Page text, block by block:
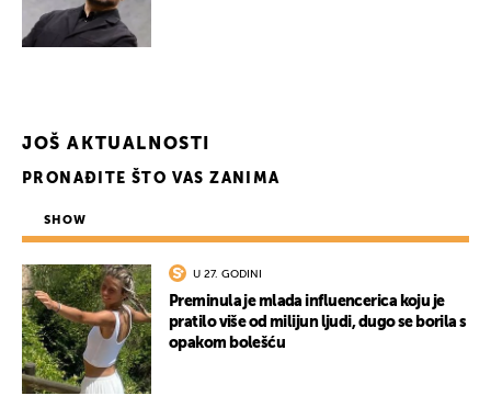
JOŠ AKTUALNOSTI
PRONAĐITE ŠTO VAS ZANIMA
SHOW
U 27. GODINI
Preminula je mlada influencerica koju je
pratilo više od milijun ljudi, dugo se borila s
opakom bolešću